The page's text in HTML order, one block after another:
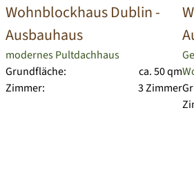
Wohnblockhaus Dublin-
Ausbauhaus
modernes Pultdachhaus
Grundfläche:
ca. 50 qm
Zimmer:
3 Zimmer